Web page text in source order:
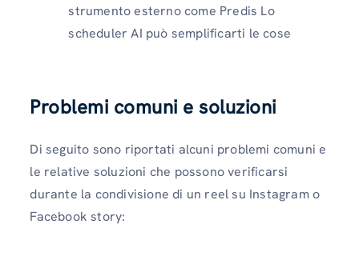
strumento esterno come Predis Lo
scheduler AI può semplificarti le cose
Problemi comuni e soluzioni
Di seguito sono riportati alcuni problemi comuni e
le relative soluzioni che possono verificarsi
durante la condivisione di un reel su Instagram o
Facebook story: